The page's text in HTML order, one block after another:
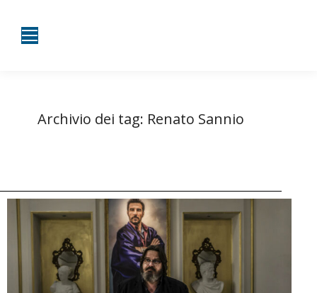
Archivio dei tag: Renato Sannio